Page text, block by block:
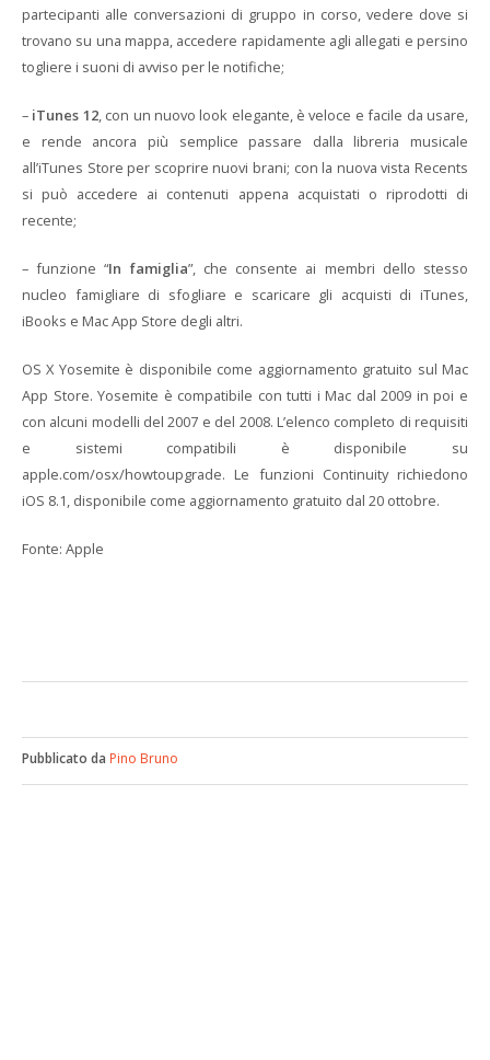
partecipanti alle conversazioni di gruppo in corso, vedere dove si
trovano su una mappa, accedere rapidamente agli allegati e persino
togliere i suoni di avviso per le notifiche;
– iTunes 12, con un nuovo look elegante, è veloce e facile da usare,
e rende ancora più semplice passare dalla libreria musicale
all’iTunes Store per scoprire nuovi brani; con la nuova vista Recents
si può accedere ai contenuti appena acquistati o riprodotti di
recente;
– funzione “In famiglia”, che consente ai membri dello stesso
nucleo famigliare di sfogliare e scaricare gli acquisti di iTunes,
iBooks e Mac App Store degli altri.
OS X Yosemite è disponibile come aggiornamento gratuito sul Mac
App Store. Yosemite è compatibile con tutti i Mac dal 2009 in poi e
con alcuni modelli del 2007 e del 2008. L’elenco completo di requisiti
e sistemi compatibili è disponibile su
apple.com/osx/howtoupgrade. Le funzioni Continuity richiedono
iOS 8.1, disponibile come aggiornamento gratuito dal 20 ottobre.
Fonte: Apple
Pubblicato da Pino Bruno